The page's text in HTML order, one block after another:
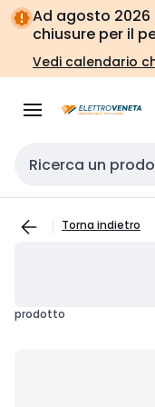
Vai alla
navigazione
Vai
alla
pagina
Ad agosto
chiusure per il
Vedi calendario
Cerca input
Torna indietro
prodotto